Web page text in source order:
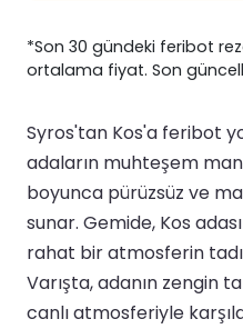
*Son 30 gündeki feribot
ortalama fiyat. Son
Syros'tan Kos'a feribot
adaların muhteşem
boyunca pürüzsüz ve
sunar. Gemide, Kos
rahat bir atmosferin
Varışta, adanın zengin
canlı atmosferiyle